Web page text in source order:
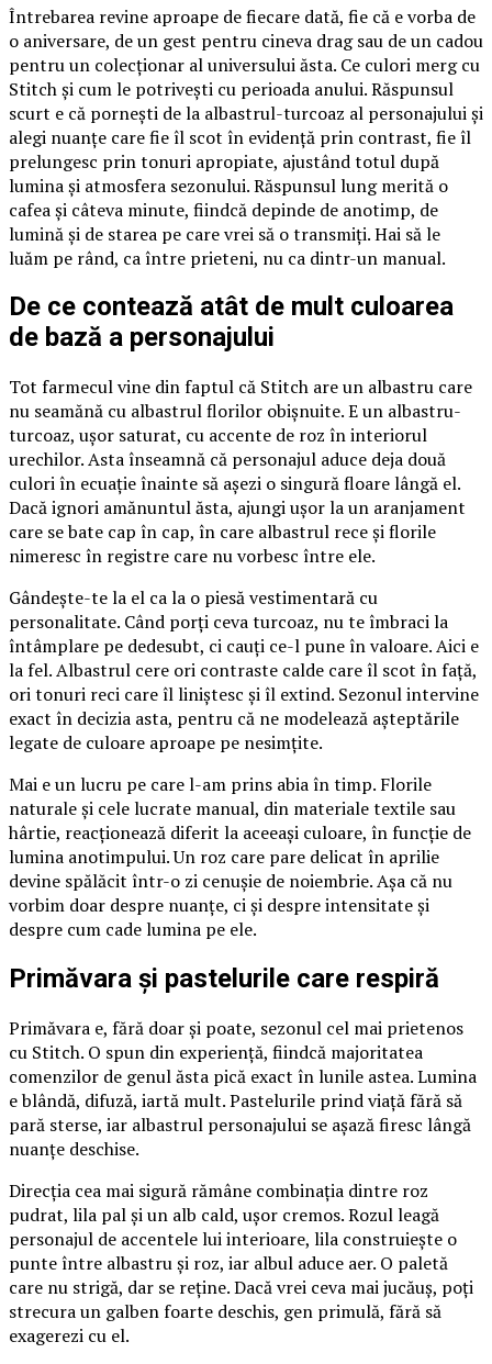
Întrebarea revine aproape de fiecare dată, fie că e vorba de
o aniversare, de un gest pentru cineva drag sau de un cadou
pentru un colecționar al universului ăsta. Ce culori merg cu
Stitch și cum le potrivești cu perioada anului. Răspunsul
scurt e că pornești de la albastrul-turcoaz al personajului și
alegi nuanțe care fie îl scot în evidență prin contrast, fie îl
prelungesc prin tonuri apropiate, ajustând totul după
lumina și atmosfera sezonului. Răspunsul lung merită o
cafea și câteva minute, fiindcă depinde de anotimp, de
lumină și de starea pe care vrei să o transmiți. Hai să le
luăm pe rând, ca între prieteni, nu ca dintr-un manual.
De ce contează atât de mult culoarea
de bază a personajului
Tot farmecul vine din faptul că Stitch are un albastru care
nu seamănă cu albastrul florilor obișnuite. E un albastru-
turcoaz, ușor saturat, cu accente de roz în interiorul
urechilor. Asta înseamnă că personajul aduce deja două
culori în ecuație înainte să așezi o singură floare lângă el.
Dacă ignori amănuntul ăsta, ajungi ușor la un aranjament
care se bate cap în cap, în care albastrul rece și florile
nimeresc în registre care nu vorbesc între ele.
Gândește-te la el ca la o piesă vestimentară cu
personalitate. Când porți ceva turcoaz, nu te îmbraci la
întâmplare pe dedesubt, ci cauți ce-l pune în valoare. Aici e
la fel. Albastrul cere ori contraste calde care îl scot în față,
ori tonuri reci care îl liniștesc și îl extind. Sezonul intervine
exact în decizia asta, pentru că ne modelează așteptările
legate de culoare aproape pe nesimțite.
Mai e un lucru pe care l-am prins abia în timp. Florile
naturale și cele lucrate manual, din materiale textile sau
hârtie, reacționează diferit la aceeași culoare, în funcție de
lumina anotimpului. Un roz care pare delicat în aprilie
devine spălăcit într-o zi cenușie de noiembrie. Așa că nu
vorbim doar despre nuanțe, ci și despre intensitate și
despre cum cade lumina pe ele.
Primăvara și pastelurile care respiră
Primăvara e, fără doar și poate, sezonul cel mai prietenos
cu Stitch. O spun din experiență, fiindcă majoritatea
comenzilor de genul ăsta pică exact în lunile astea. Lumina
e blândă, difuză, iartă mult. Pastelurile prind viață fără să
pară sterse, iar albastrul personajului se așază firesc lângă
nuanțe deschise.
Direcția cea mai sigură rămâne combinația dintre roz
pudrat, lila pal și un alb cald, ușor cremos. Rozul leagă
personajul de accentele lui interioare, lila construiește o
punte între albastru și roz, iar albul aduce aer. O paletă
care nu strigă, dar se reține. Dacă vrei ceva mai jucăuș, poți
strecura un galben foarte deschis, gen primulă, fără să
exagerezi cu el.